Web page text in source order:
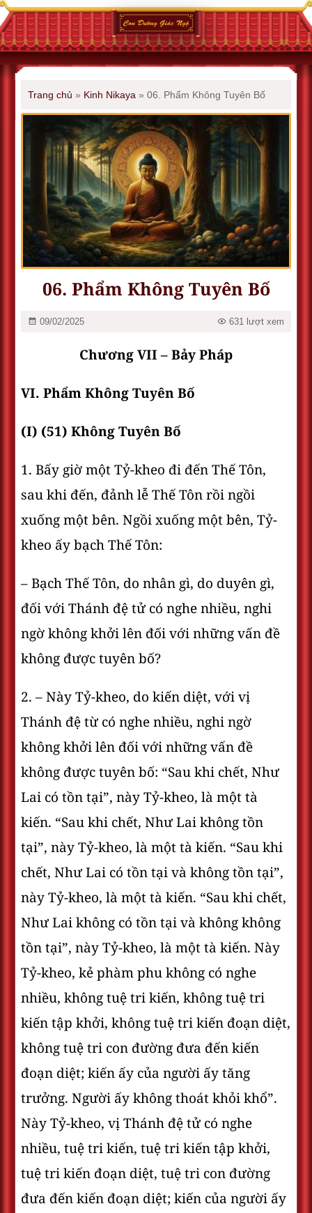
Trang chủ » Kinh Nikaya » 06. Phẩm Không Tuyên Bố
06. Phẩm Không Tuyên Bố
09/02/2025 631 lượt xem
Chương VII – Bảy Pháp
VI. Phẩm Không Tuyên Bố
(I) (51) Không Tuyên Bố
1. Bấy giờ một Tỷ-kheo đi đến Thế Tôn,
sau khi đến, đảnh lễ Thế Tôn rồi ngồi
xuống một bên. Ngồi xuống một bên, Tỷ-
kheo ấy bạch Thế Tôn:
– Bạch Thế Tôn, do nhân gì, do duyên gì,
đối với Thánh đệ tử có nghe nhiều, nghi
ngờ không khởi lên đối với những vấn đề
không được tuyên bố?
2. – Này Tỷ-kheo, do kiến diệt, với vị
Thánh đệ từ có nghe nhiều, nghi ngờ
không khởi lên đối với những vấn đề
không được tuyên bố: “Sau khi chết, Như
Lai có tồn tại”, này Tỷ-kheo, là một tà
kiến. “Sau khi chết, Như Lai không tồn
tại”, này Tỷ-kheo, là một tà kiến. “Sau khi
chết, Như Lai có tồn tại và không tồn tại”,
này Tỷ-kheo, là một tà kiến. “Sau khi chết,
Như Lai không có tồn tại và không không
tồn tại”, này Tỷ-kheo, là một tà kiến. Này
Tỷ-kheo, kẻ phàm phu không có nghe
nhiều, không tuệ tri kiến, không tuệ tri
kiến tập khởi, không tuệ tri kiến đoạn diệt,
không tuệ tri con đường đưa đến kiến
đoạn diệt; kiến ấy của người ấy tăng
trưởng. Người ấy không thoát khỏi khổ”.
Này Tỷ-kheo, vị Thánh đệ tử có nghe
nhiều, tuệ tri kiến, tuệ tri kiến tập khởi,
tuệ tri kiến đoạn diệt, tuệ tri con đường
đưa đến kiến đoạn diệt; kiến của người ấy